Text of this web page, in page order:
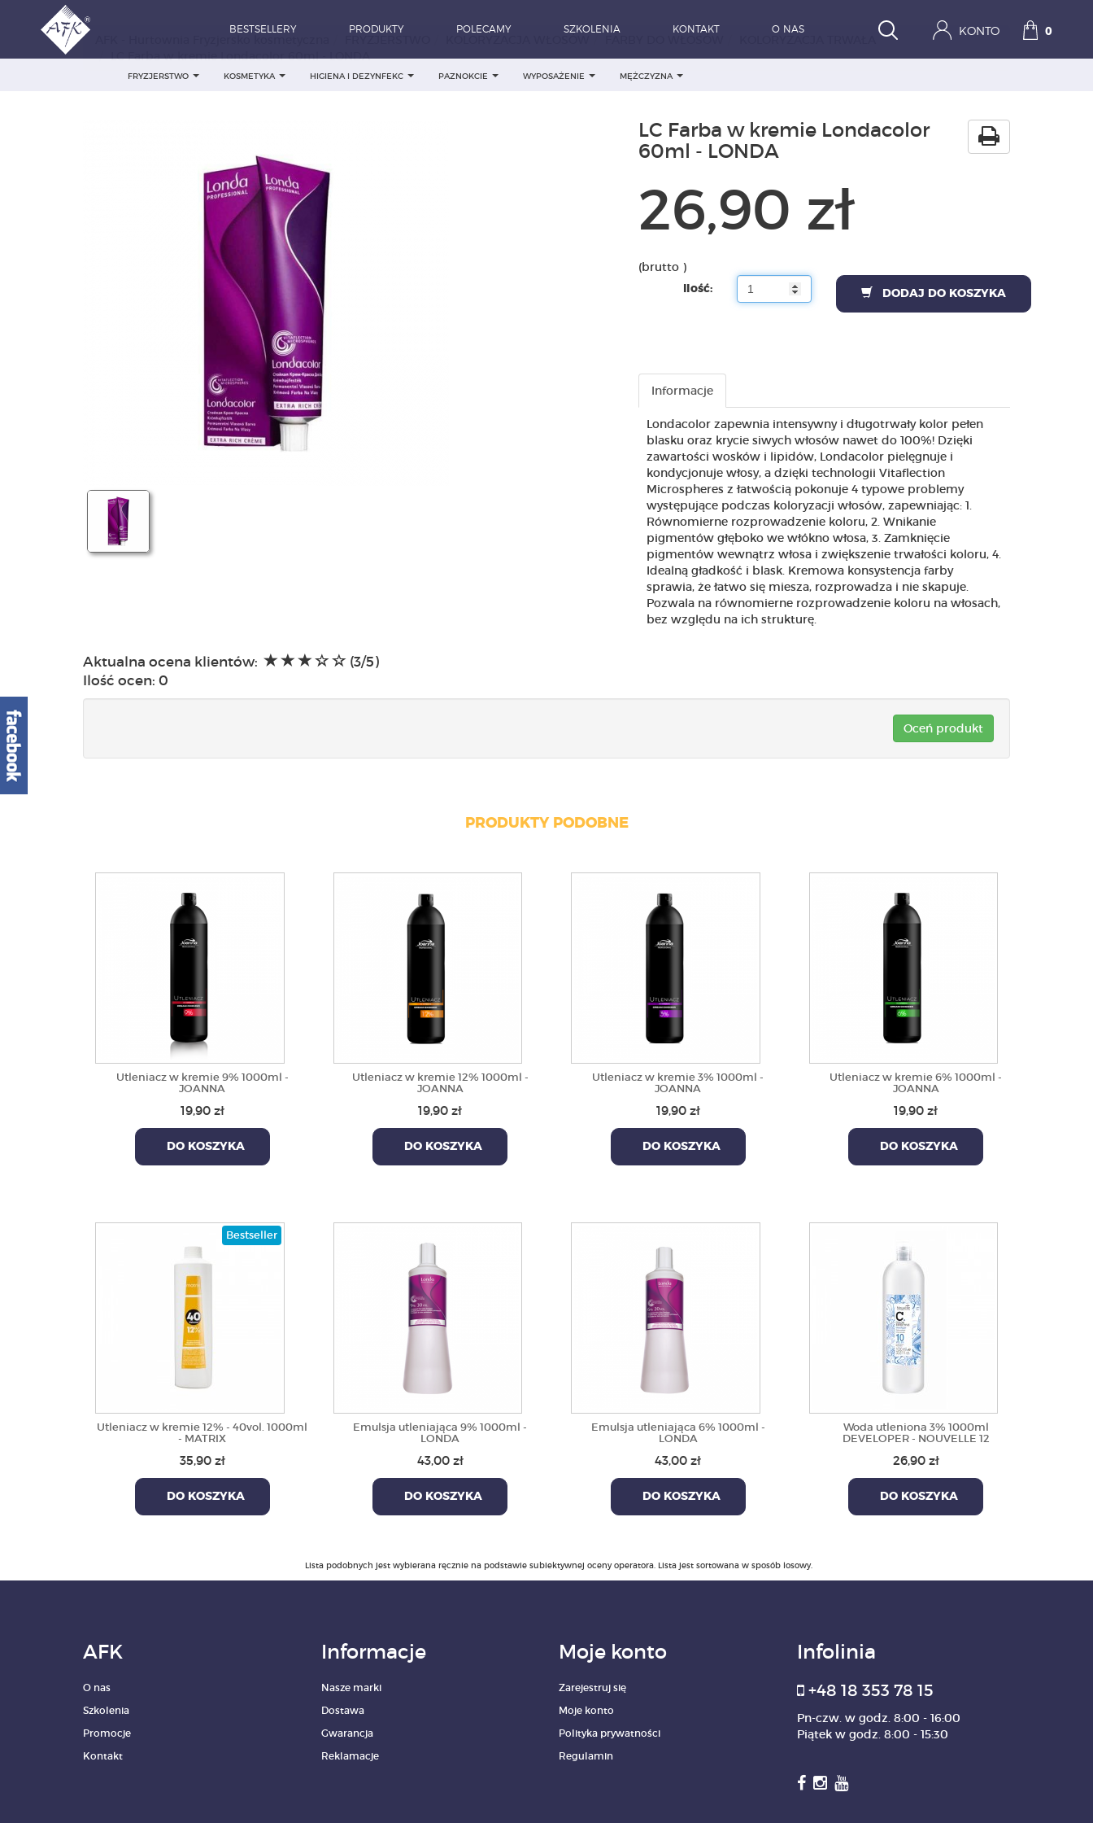
BESTSELLERY PRODUKTY POLECAMY SZKOLENIA KONTAKT O NAS KONTO 0
FRYZJERSTWO KOSMETYKA HIGIENA I DEZYNFEKC PAZNOKCIE WYPOSAŻENIE MĘŻCZYZNA
LC Farba w kremie Londacolor 60ml - LONDA
LC Farba w kremie Londacolor
60ml - LONDA
26,90 zł
(brutto )
Ilość: DODAJ DO KOSZYKA
Informacje
Londacolor zapewnia intensywny i długotrwały kolor pełen
blasku oraz krycie siwych włosów nawet do 100%! Dzięki
zawartości wosków i lipidów, Londacolor pielęgnuje i
kondycjonuje włosy, a dzięki technologii Vitaflection
Microspheres z łatwością pokonuje 4 typowe problemy
występujące podczas koloryzacji włosów, zapewniając: 1.
Równomierne rozprowadzenie koloru, 2. Wnikanie
pigmentów głęboko we włókno włosa, 3. Zamknięcie
pigmentów wewnątrz włosa i zwiększenie trwałości koloru, 4.
Idealną gładkość i blask. Kremowa konsystencja farby
sprawia, że łatwo się miesza, rozprowadza i nie skapuje.
Pozwala na równomierne rozprowadzenie koloru na włosach,
bez względu na ich strukturę.
Aktualna ocena klientów:
(3/5)
Ilość ocen: 0
Oceń produkt
PRODUKTY PODOBNE
Utleniacz w kremie 9% 1000ml -
JOANNA
19,90 zł
DO KOSZYKA
Utleniacz w kremie 12% 1000ml -
JOANNA
19,90 zł
DO KOSZYKA
Utleniacz w kremie 3% 1000ml -
JOANNA
19,90 zł
DO KOSZYKA
Utleniacz w kremie 6% 1000ml -
JOANNA
19,90 zł
DO KOSZYKA
Bestseller
Utleniacz w kremie 12% - 40vol. 1000ml
- MATRIX
35,90 zł
DO KOSZYKA
Emulsja utleniająca 9% 1000ml -
LONDA
43,00 zł
DO KOSZYKA
Emulsja utleniająca 6% 1000ml -
LONDA
43,00 zł
DO KOSZYKA
Woda utleniona 3% 1000ml
DEVELOPER - NOUVELLE 12
26,90 zł
DO KOSZYKA
Lista podobnych jest wybierana ręcznie na podstawie subiektywnej oceny operatora. Lista jest sortowana w sposób losowy.
AFK
O nas
Szkolenia
Promocje
Kontakt
Informacje
Nasze marki
Dostawa
Gwarancja
Reklamacje
Moje konto
Zarejestruj się
Moje konto
Polityka prywatności
Regulamin
Infolinia
+48 18 353 78 15
Pn-czw. w godz. 8:00 - 16:00
Piątek w godz. 8:00 - 15:30